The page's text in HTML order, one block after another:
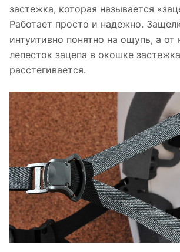
застежка, которая называется
Работает просто и надежно.
интуитивно понятно на ощупь, а от
лепесток зацепа в окошке застежка
расстегивается.